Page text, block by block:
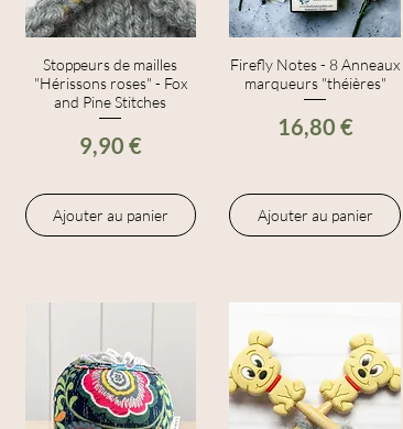
Aperçu rapide
Stoppeurs de mailles
"Hérissons roses" - Fox
and Pine Stitches
Prix
9,90 €
Ajouter au panier
Aperçu rapide
Firefly Notes - 8 Anneaux
marqueurs "théières"
Prix
16,80 €
Ajouter au panier